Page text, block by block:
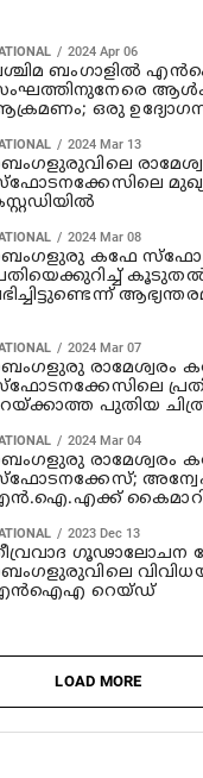
2024 Apr 06
ബംഗാളില്‍
ഒരു
2024 Mar 13
2024 Mar 08
കഫേ
2024 Mar 07
രാമേശ്വരം
പുതിയ
2024 Mar 04
രാമേശ്വരം
2023 Dec 13
ഗൂഢാലോചന
റെയ്ഡ്
LOAD MORE